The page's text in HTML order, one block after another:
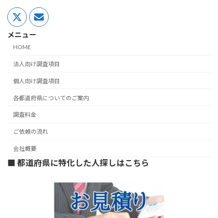
メニュー
HOME
法人向け調査項目
個人向け調査項目
各都道府県についてのご案内
調査料金
ご依頼の流れ
会社概要
■ 都道府県に特化した人探しはこちら